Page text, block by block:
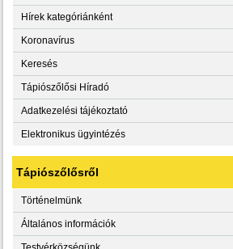
Hírek kategóriánként
Koronavírus
Keresés
Tápiószőlősi Híradó
Adatkezelési tájékoztató
Elektronikus ügyintézés
Tápiószőlősről
Történelmünk
Általános információk